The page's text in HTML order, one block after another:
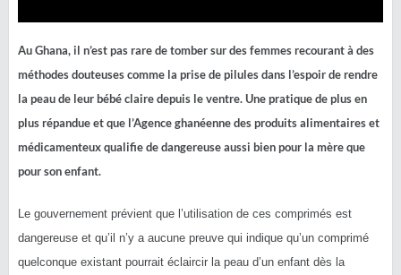
Au Ghana, il n’est pas rare de tomber sur des femmes recourant à des
méthodes douteuses comme la prise de pilules dans l’espoir de rendre
la peau de leur bébé claire depuis le ventre. Une pratique de plus en
plus répandue et que l’Agence ghanéenne des produits alimentaires et
médicamenteux qualifie de dangereuse aussi bien pour la mère que
pour son enfant.
Le gouvernement prévient que l’utilisation de ces comprimés est
dangereuse et qu’il n’y a aucune preuve qui indique qu’un comprimé
quelconque existant pourrait éclaircir la peau d’un enfant dès la